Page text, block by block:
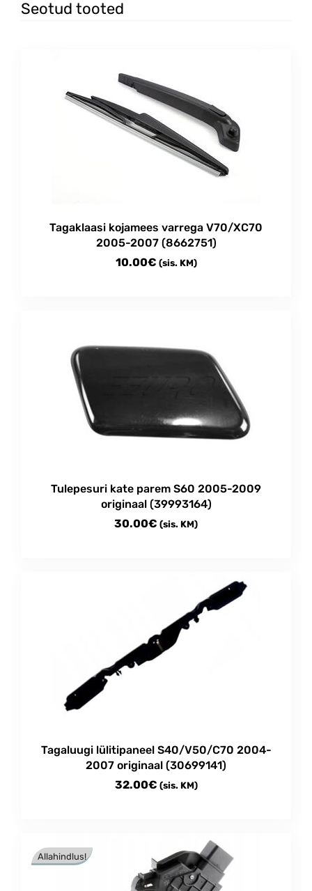
Seotud tooted
Tagaklaasi kojamees varrega V70/XC70
2005-2007 (8662751)
10.00€ (sis. KM)
Tulepesuri kate parem S60 2005-2009
originaal (39993164)
30.00€ (sis. KM)
Tagaluugi lülitipaneel S40/V50/C70 2004-
2007 originaal (30699141)
32.00€ (sis. KM)
Allahindlus!